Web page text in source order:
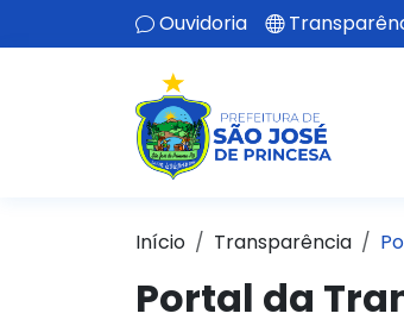
Ouvidoria
Início Transparência
Portal da